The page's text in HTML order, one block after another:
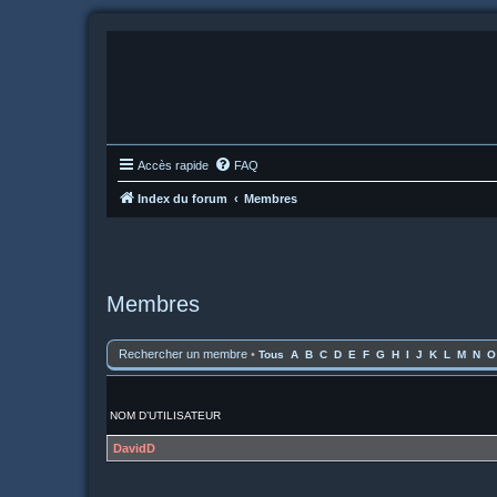
Accès rapide FAQ
Index du forum Membres
Membres
Rechercher un membre • Tous A B C D E F G H I J K L M N O
NOM D’UTILISATEUR
DavidD